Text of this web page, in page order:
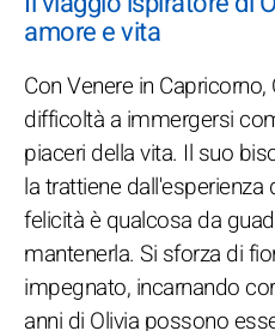
amore e vita
Con Venere in
difficoltà a immergersi
piaceri della vita. Il suo
la trattiene dall'esperienza
felicità è qualcosa da
mantenerla. Si sforza di
impegnato, incarnando
anni di Olivia possono